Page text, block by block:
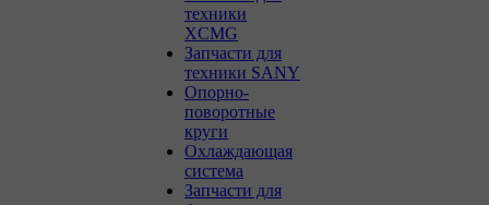
техники
XCMG
Запчасти для
техники SANY
Опорно-
поворотные
круги
Охлаждающая
система
Запчасти для